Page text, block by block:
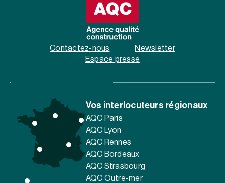
Contactez-nous
Newsletter
Espace presse
Vos interlocuteurs régionaux
AQC Paris
AQC Lyon
AQC Rennes
AQC Bordeaux
AQC Strasbourg
AQC Outre-mer